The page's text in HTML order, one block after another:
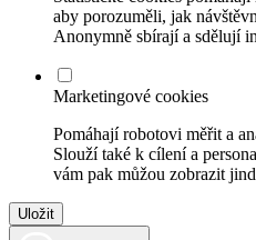
aby porozuměli, jak
Anonymně sbírají a sdělují
Marketingové cookies
Pomáhají robotovi měřit a
Slouží také k cílení a
vám pak můžou zobrazit
Uložit